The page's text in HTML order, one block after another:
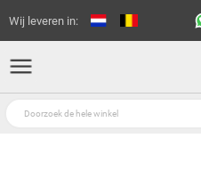
Wij leveren in: